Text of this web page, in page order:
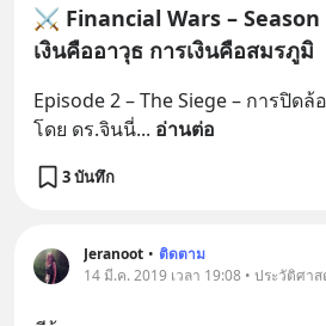
⚔️ Financial Wars – Season
เงินคืออาวุธ การเงินคือสมรภูมิ
Episode 2 – The Siege – การปิดล้
โดย ดร.จินนี่... อ่านต่อ
3 บันทึก
Jeranoot • ติดตาม
14 มี.ค. 2019 เวลา 19:08 • ประวัติศา